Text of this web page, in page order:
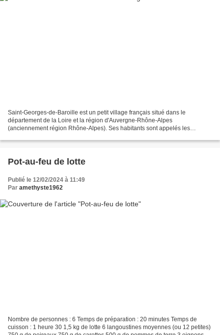
Saint-Georges-de-Baroille est un petit village français situé dans le
département de la Loire et la région d'Auvergne-Rhône-Alpes
(anciennement région Rhône-Alpes). Ses habitants sont appelés les
Pot-au-feu de lotte
Publié le 12/02/2024 à 11:49
Par amethyste1962
Nombre de personnes : 6 Temps de préparation : 20 minutes Temps de
cuisson : 1 heure 30 1,5 kg de lotte 6 langoustines moyennes (ou 12 petites)